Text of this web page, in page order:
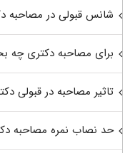
شانس قبولی در مصاحبه
برای مصاحبه دکتری چه
تاثیر مصاحبه در قبولی
حد نصاب نمره مصاحبه